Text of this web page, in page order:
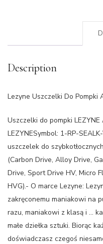
Description
Lezyne Uszczelki Do Pompki
Uszczelki do pompki LEZYNE
LEZYNESymbol: 1-RP-
uszczelek do
(Carbon Drive, Alloy Drive,
Drive, Sport Drive HV, Micro
HVG).- O marce Lezyne:
zakręconemu maniakowi na
razu, maniakowi z klasą i …
małe dziełka sztuki. Biorąc
doświadczasz czegoś